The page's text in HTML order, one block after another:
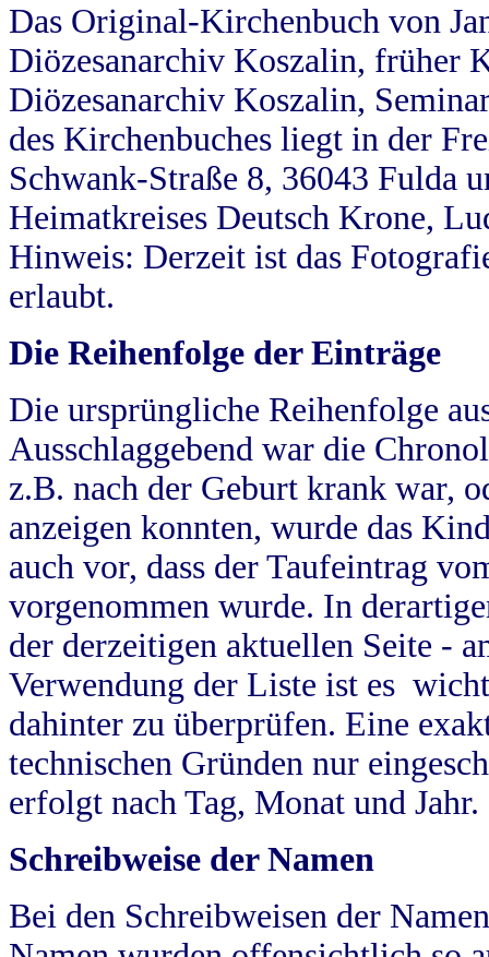
Das Original-Kirchenbuch von
Diözesanarchiv Koszalin, früher
Diözesanarchiv Koszalin,
des Kirchenbuches liegt in der
Schwank-Straße 8, 36043 Fulda
Heimatkreises Deutsch Krone,
Hinweis: Derzeit ist das
erlaubt.
Die Reihenfolge der Einträge
Die ursprüngliche Reihenfolge
Ausschlaggebend war die
z.B. nach der Geburt krank war,
anzeigen konnten, wurde das
auch vor, dass der Taufeintrag
vorgenommen wurde. In
der derzeitigen aktuellen Seite -
Verwendung der Liste ist es
dahinter zu überprüfen. Eine
technischen Gründen nur
erfolgt nach Tag, Monat und Jahr.
Schreibweise der Namen
Bei den Schreibweisen der